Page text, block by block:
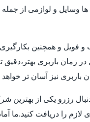
و لوازمی از جمله
و فویل و همچنین
زمان باربری
نیز آسان تر خواهد
رزرو یکی از بهترین
لازم را دریافت کنید.ما